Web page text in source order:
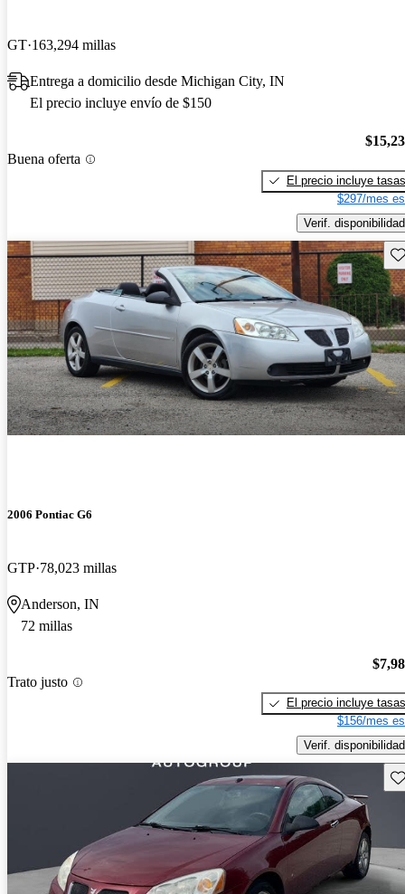
GT 163,294 millas
Entrega a domicilio desde Michigan City, IN
El precio incluye envío de $150
Buena oferta
El precio incluye tasas
$297/mes
Verif. disponibilidad
2006 Pontiac G6
GTP 78,023 millas
Anderson, IN
72 millas
Trato justo
El precio incluye tasas
$156/mes
Verif. disponibilidad